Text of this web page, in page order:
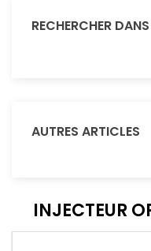
RECHERCHER
AUTRES ARTICLES
INJECTEUR